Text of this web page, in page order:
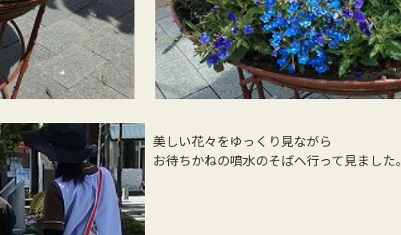
美しい花々をゆっくり見ながら
お待ちかねの噴水のそばへ行って見ました。